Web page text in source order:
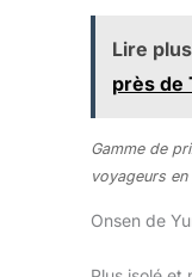
Lire plus
près de
Gamme de
voyageurs
Onsen de